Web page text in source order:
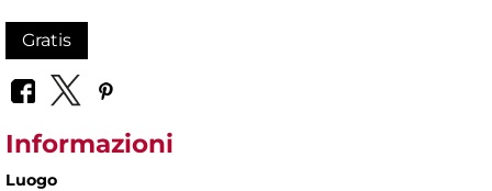
Gratis
Informazioni
Luogo